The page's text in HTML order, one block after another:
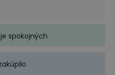
spokojných